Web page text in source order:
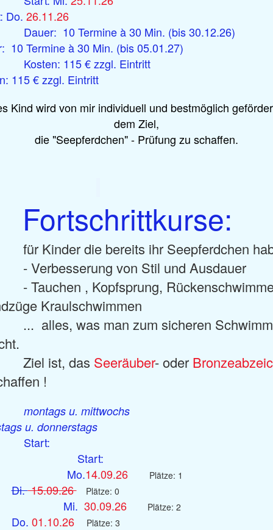
Do. 26.11.26
10 Termine à 30 Min. (bis
10 Termine à 30 Min. (bis 05.01.27)
115 € zzgl.
115 € zzgl. Eintritt
Kind wird von mir individuell und bestmöglich
dem Ziel,
die "Seepferdchen" - Prüfung zu schaffen.
die bereits ihr Seepferdchen
von Stil und Ausdauer
, Kopfsprung,
Kraulschwimmen
... alles, was man zum sicheren
ist, das Seeräuber- oder
!
montags u. mittwochs
u. donnerstags
Mo.14.09.26 Plätze: 1
Di.15.09.26 Plätze: 0
30.09.26 Plätze: 2
01.10.26 Plätze: 3